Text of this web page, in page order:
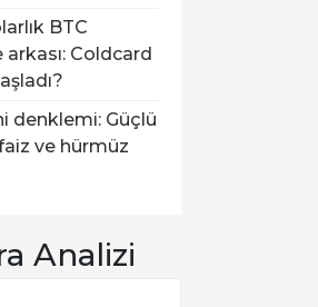
BTC
arkası: Coldcard
denklemi: Güçlü
ve hürmüz
Analizi